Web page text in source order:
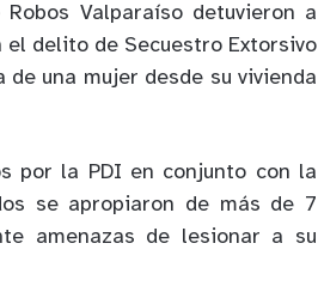
Valparaíso detuvieron a
delito de Secuestro Extorsivo
una mujer desde su vivienda
por la PDI en conjunto con la
se apropiaron de más de 7
amenazas de lesionar a su